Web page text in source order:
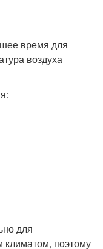
время для
воздуха
для
поэтому